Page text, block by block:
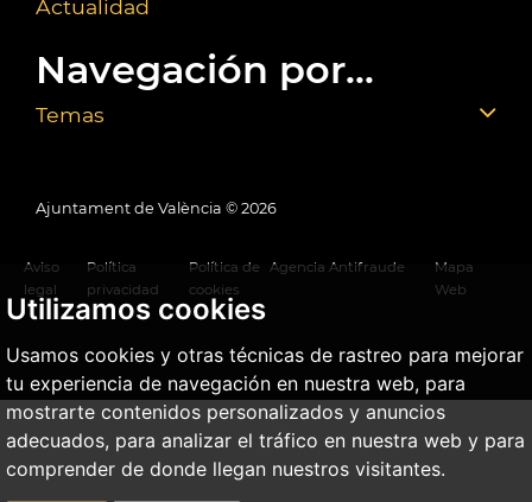
Utilizamos cookies
Usamos cookies y otras técnicas de rastreo para mejorar
tu experiencia de navegación en nuestra web, para
mostrarte contenidos personalizados y anuncios
adecuados, para analizar el tráfico en nuestra web y para
comprender de donde llegan nuestros visitantes.
Actualidad
Navegación por...
Temas
Ajuntament de València © 2026
Aviso
legal
Política
privacidad
Política de
cookies
Agencia Antifraude
Mapa
Web